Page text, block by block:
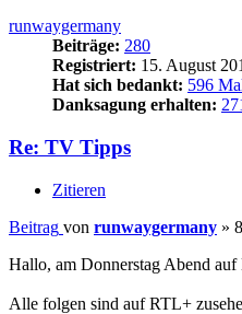
runwaygermany
Beiträge: 280
Registriert: 15. August
Hat sich bedankt: 596
Danksagung erhalten:
Re: TV Tipps
Zitieren
Beitrag von runwaygermany »
Hallo, am Donnerstag Abend
Alle folgen sind auf RTL+